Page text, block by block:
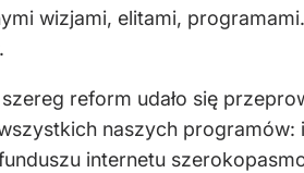
wizjami, elitami,
reform udało się
naszych
internetu